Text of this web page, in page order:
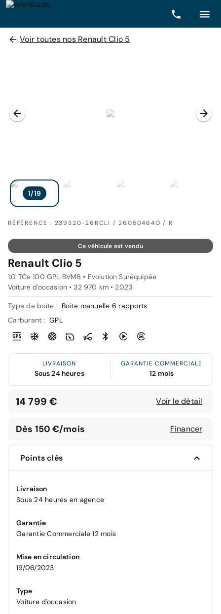
Voir toutes nos Renault Clio 5
RÉFÉRENCE : 239320-26RCLI / 26050464O / R
Ce véhicule est vendu
Renault Clio 5
1.0 TCe 100 GPL BVM6 • Evolution Suréquipée
Voiture d'occasion • 32 970 km • 2023
Type de boîte : Boîte manuelle 6 rapports
Carburant : GPL
LIVRAISON
Sous 24 heures
GARANTIE COMMERCIALE
12 mois
14 799 € Voir le détail
Dès 150 €/mois Financer
Points clés
Livraison
Sous 24 heures en agence
Garantie
Garantie Commerciale 12 mois
Mise en circulation
19/06/2023
Type
Voiture d'occasion